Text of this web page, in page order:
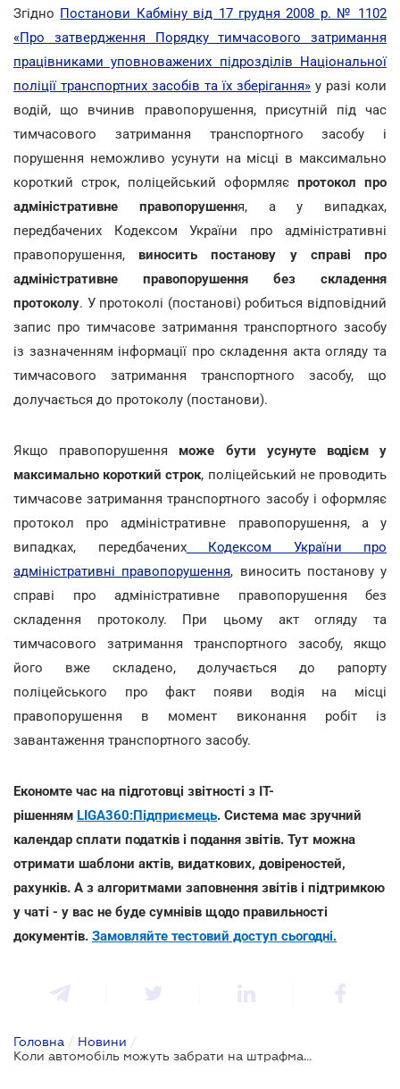
Згідно Постанови Кабміну від 17 грудня 2008 р. № 1102
«Про затвердження Порядку тимчасового затримання
працівниками уповноважених підрозділів Національної
поліції транспортних засобів та їх зберігання» у разі коли
водій, що вчинив правопорушення, присутній під час
тимчасового затримання транспортного засобу і
порушення неможливо усунути на місці в максимально
короткий строк, поліцейський оформляє протокол про
адміністративне правопорушення, а у випадках,
передбачених Кодексом України про адміністративні
правопорушення, виносить постанову у справі про
адміністративне правопорушення без складення
протоколу. У протоколі (постанові) робиться відповідний
запис про тимчасове затримання транспортного засобу
із зазначенням інформації про складення акта огляду та
тимчасового затримання транспортного засобу, що
долучається до протоколу (постанови).
Якщо правопорушення може бути усунуте водієм у
максимально короткий строк, поліцейський не проводить
тимчасове затримання транспортного засобу і оформляє
протокол про адміністративне правопорушення, а у
випадках, передбаченихКодексом України про
адміністративні правопорушення, виносить постанову у
справі про адміністративне правопорушення без
складення протоколу. При цьому акт огляду та
тимчасового затримання транспортного засобу, якщо
його вже складено, долучається до рапорту
поліцейського про факт появи водія на місці
правопорушення в момент виконання робіт із
завантаження транспортного засобу.
Економте час на підготовці звітності з IT-
рішенням LIGA360:Підприємець. Система має зручний
календар сплати податків і подання звітів. Тут можна
отримати шаблони актів, видаткових, довіреностей,
рахунків. А з алгоритмами заповнення звітів і підтримкою
у чаті - у вас не буде сумнівів щодо правильності
документів. Замовляйте тестовий доступ сьогодні.
Головна / Новини /
Коли автомобіль можуть забрати на штрафмайданчик